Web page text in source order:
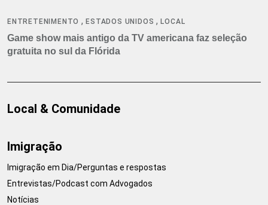
ENTRETENIMENTO ,ESTADOS UNIDOS ,LOCAL
Game show mais antigo da TV americana faz seleção
gratuita no sul da Flórida
Local & Comunidade
Imigração
Imigração em Dia/Perguntas e respostas
Entrevistas/Podcast com Advogados
Notícias